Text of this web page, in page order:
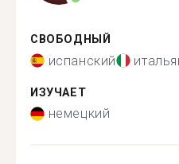
СВОБОДНЫЙ
испанский
ИЗУЧАЕТ
немецкий